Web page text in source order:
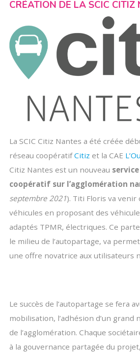
CRÉATION DE LA SCIC CITIZ
La SCIC Citiz Nantes a été créée
réseau coopératifCitiz et la CAE
Citiz Nantes est un nouveau
coopératif sur l’agglomération
septembre 2021). Titi Floris va venir
véhicules en proposant des
adaptés TPMR, électriques. Ce
le milieu de l’autopartage, va
une offre novatrice aux utilisateurs
Le succès de l’autopartage se fera
mobilisation, l’adhésion d’un grand
de l’agglomération. Chaque
à la gouvernance partagée du